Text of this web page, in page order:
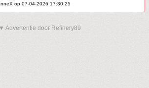
op 07-04-2026 17:30:25
▼ Advertentie door Refinery89